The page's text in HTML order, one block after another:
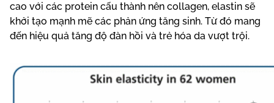
cao với các protein cấu thành nên collagen, elastin sẽ
khởi tạo mạnh mẽ các phản ứng tăng sinh. Từ đó mang
đến hiệu quả tăng độ đàn hồi và trẻ hóa da vượt trội.